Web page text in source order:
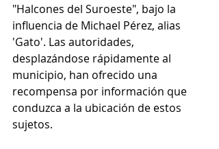
"Halcones del Suroeste", bajo la
influencia de Michael Pérez, alias
'Gato'. Las autoridades,
desplazándose rápidamente al
municipio, han ofrecido una
recompensa por información que
conduzca a la ubicación de estos
sujetos.